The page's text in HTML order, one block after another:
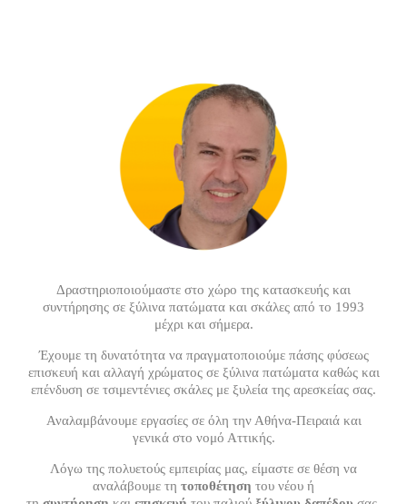
Δραστηριοποιούμαστε στο χώρο της κατασκευής και
συντήρησης σε ξύλινα πατώματα και σκάλες από το 1993
μέχρι και σήμερα.
Έχουμε τη δυνατότητα να πραγματοποιούμε πάσης φύσεως
επισκευή και αλλαγή χρώματος σε ξύλινα πατώματα καθώς και
επένδυση σε τσιμεντένιες σκάλες με ξυλεία της αρεσκείας σας.
Αναλαμβάνουμε εργασίες σε όλη την Αθήνα-Πειραιά και
γενικά στο νομό Αττικής.
Λόγω της πολυετούς εμπειρίας μας, είμαστε σε θέση να
αναλάβουμε τη τοποθέτηση του νέου ή